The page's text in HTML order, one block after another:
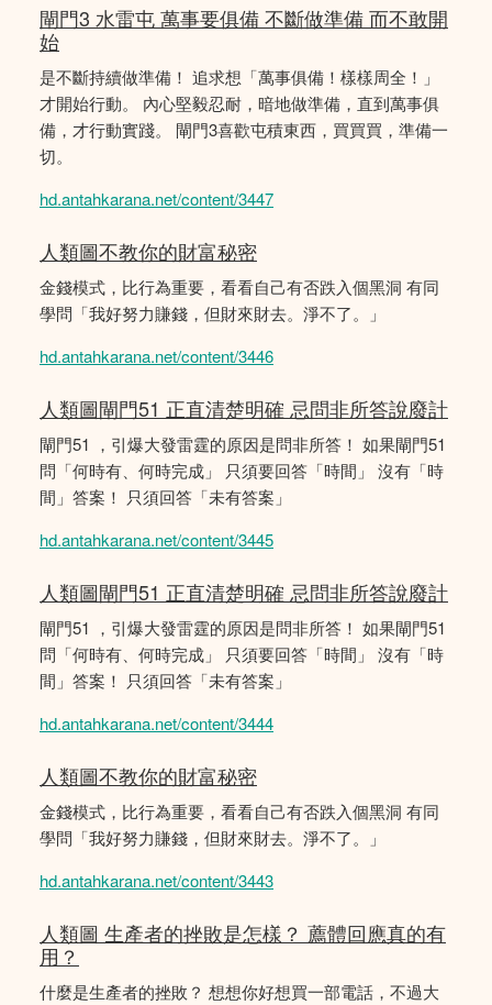
閘門3 水雷屯 萬事要俱備 不斷做準備 而不敢開
始
是不斷持續做準備！ 追求想「萬事俱備！樣樣周全！」
才開始行動。 內心堅毅忍耐，暗地做準備，直到萬事俱
備，才行動實踐。 閘門3喜歡屯積東西，買買買，準備一
切。
hd.antahkarana.net/content/3447
人類圖不教你的財富秘密
金錢模式，比行為重要，看看自己有否跌入個黑洞 有同
學問「我好努力賺錢，但財來財去。淨不了。」
hd.antahkarana.net/content/3446
人類圖閘門51 正直清楚明確 忌問非所答說廢計
閘門51 ，引爆大發雷霆的原因是問非所答！ 如果閘門51
問「何時有、何時完成」 只須要回答「時間」 沒有「時
間」答案！ 只須回答「未有答案」
hd.antahkarana.net/content/3445
人類圖閘門51 正直清楚明確 忌問非所答說廢計
閘門51 ，引爆大發雷霆的原因是問非所答！ 如果閘門51
問「何時有、何時完成」 只須要回答「時間」 沒有「時
間」答案！ 只須回答「未有答案」
hd.antahkarana.net/content/3444
人類圖不教你的財富秘密
金錢模式，比行為重要，看看自己有否跌入個黑洞 有同
學問「我好努力賺錢，但財來財去。淨不了。」
hd.antahkarana.net/content/3443
人類圖 生產者的挫敗是怎樣？ 薦體回應真的有
用？
什麼是生產者的挫敗？ 想想你好想買一部電話，不過大